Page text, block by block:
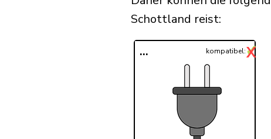
Schottland reist:​
... ✓
kompatibel:X